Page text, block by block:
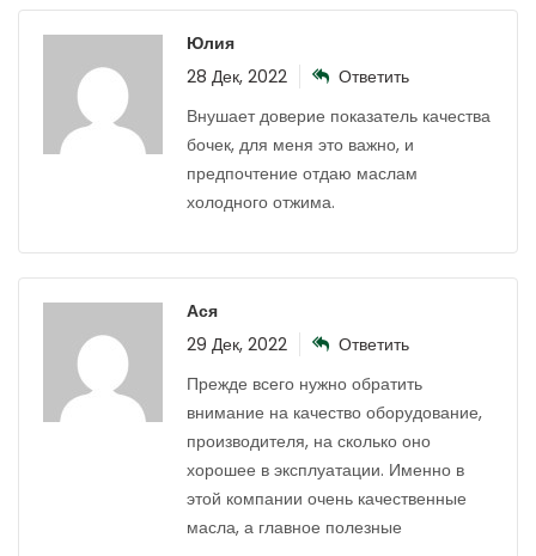
Юлия
28 Дек, 2022
Ответить
Внушает доверие показатель качества
бочек, для меня это важно, и
предпочтение отдаю маслам
холодного отжима.
Ася
29 Дек, 2022
Ответить
Прежде всего нужно обратить
внимание на качество оборудование,
производителя, на сколько оно
хорошее в эксплуатации. Именно в
этой компании очень качественные
масла, а главное полезные